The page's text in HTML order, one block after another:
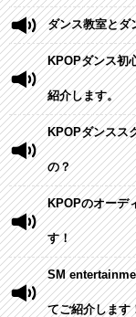
ダンス教室とダ
KPOPダンス初
紹介します。
KPOPダンスス
の？
KPOPのオーデ
す！
SM
てご紹介します